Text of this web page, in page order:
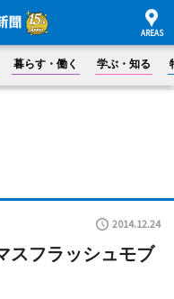
暮らす・働く 学ぶ・知る
2014.12.24
スフラッシュモブ